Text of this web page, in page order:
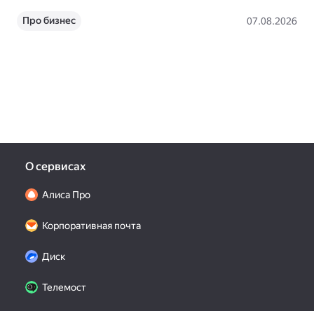
Про бизнес 07.08.2026
О сервисах
Алиса Про
Корпоративная почта
Диск
Телемост